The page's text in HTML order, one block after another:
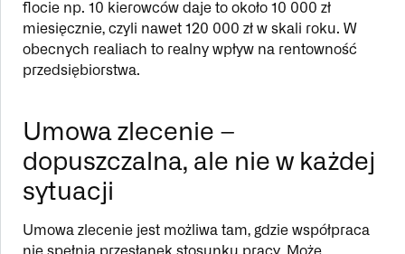
flocie np. 10 kierowców daje to około 10 000 zł
miesięcznie, czyli nawet 120 000 zł w skali roku. W
obecnych realiach to realny wpływ na rentowność
przedsiębiorstwa.
Umowa zlecenie –
dopuszczalna, ale nie w każdej
sytuacji
Umowa zlecenie jest możliwa tam, gdzie współpraca